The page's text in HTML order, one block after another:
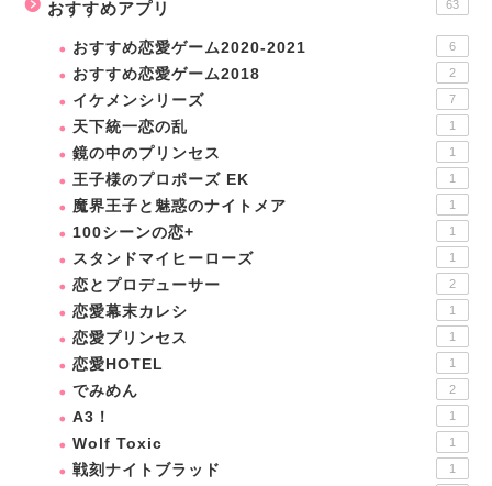
おすすめアプリ 63
おすすめ恋愛ゲーム2020-2021 6
おすすめ恋愛ゲーム2018 2
イケメンシリーズ 7
天下統一恋の乱 1
鏡の中のプリンセス 1
王子様のプロポーズ EK 1
魔界王子と魅惑のナイトメア 1
100シーンの恋+ 1
スタンドマイヒーローズ 1
恋とプロデューサー 2
恋愛幕末カレシ 1
恋愛プリンセス 1
恋愛HOTEL 1
でみめん 2
A3！ 1
Wolf Toxic 1
戦刻ナイトブラッド 1